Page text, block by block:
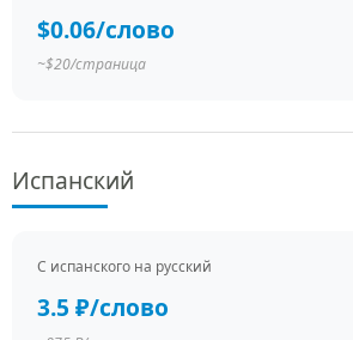
$0.06/слово
~$20/страница
Испанский
С испанского на русский
3.5 ₽/слово